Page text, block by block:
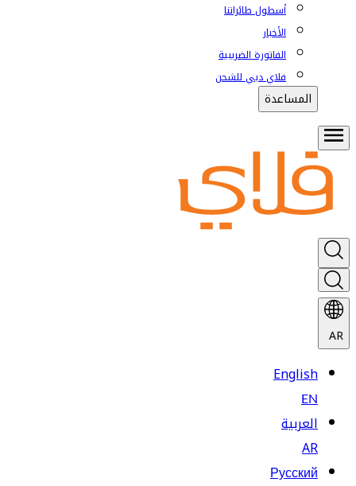
أسطول طائراتنا
الأخبار
الفاتورة الضريبية
فلاي دبي للشحن
المساعدة
AR
English
EN
العربية
AR
Русский